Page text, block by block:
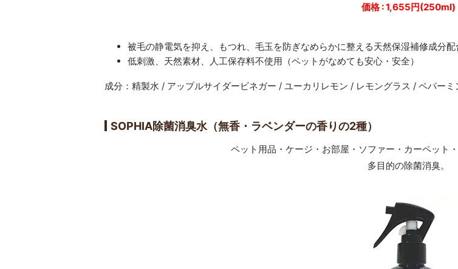
価格 : 1,655円(250ml)
被毛の静電気を抑え、もつれ、毛玉を防ぎなめらかに整える天然保湿補修成分配
低刺激、天然素材、人工保存料不使用（ペットがなめても安心・安全）
成分：精製水 / アップルサイダービネガー / ユーカリレモン / レモングラス / ペパー
SOPHIA除菌消臭水（無香・ラベンダーの香りの2種）
ペット用品・ケージ・お部屋・ソファー・カーペット
多目的の除菌消臭。